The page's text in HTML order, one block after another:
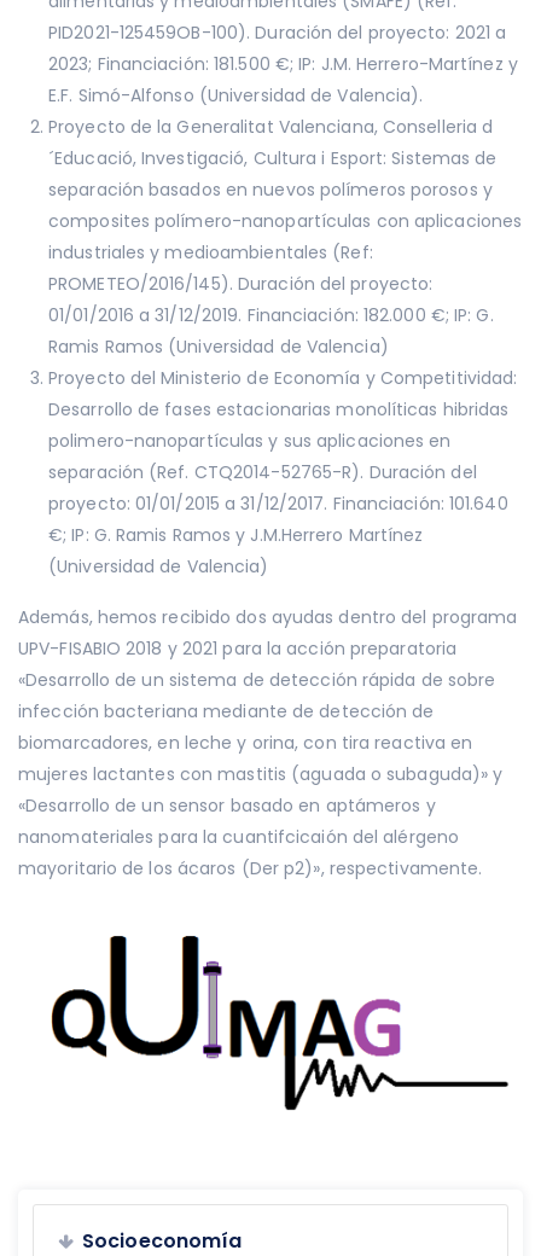
PID2021-125459OB-100). Duración del proyecto: 2021 a
2023; Financiación: 181.500 €; IP: J.M. Herrero-Martínez y
E.F. Simó-Alfonso (Universidad de Valencia).
Proyecto de la Generalitat Valenciana, Conselleria d
´Educació, Investigació, Cultura i Esport: Sistemas de
separación basados en nuevos polímeros porosos y
composites polímero-nanopartículas con aplicaciones
industriales y medioambientales (Ref:
PROMETEO/2016/145). Duración del proyecto:
01/01/2016 a 31/12/2019. Financiación: 182.000 €; IP: G.
Ramis Ramos (Universidad de Valencia)
Proyecto del Ministerio de Economía y Competitividad:
Desarrollo de fases estacionarias monolíticas hibridas
polimero-nanopartículas y sus aplicaciones en
separación (Ref. CTQ2014-52765-R). Duración del
proyecto: 01/01/2015 a 31/12/2017. Financiación: 101.640
€; IP: G. Ramis Ramos y J.M.Herrero Martínez
(Universidad de Valencia)
Además, hemos recibido dos ayudas dentro del programa
UPV-FISABIO 2018 y 2021 para la acción preparatoria
«Desarrollo de un sistema de detección rápida de sobre
infección bacteriana mediante de detección de
biomarcadores, en leche y orina, con tira reactiva en
mujeres lactantes con mastitis (aguada o subaguda)» y
«Desarrollo de un sensor basado en aptámeros y
nanomateriales para la cuantifcicaión del alérgeno
mayoritario de los ácaros (Der p2)», respectivamente.
Socioeconomía